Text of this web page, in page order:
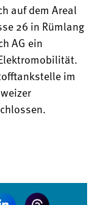
auf dem Areal
26 in Rümlang
AG ein
im